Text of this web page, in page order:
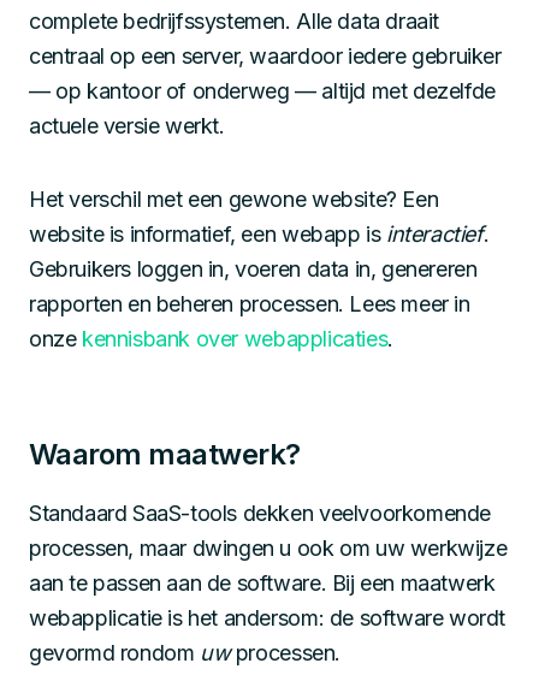
complete bedrijfssystemen. Alle data draait
centraal op een server, waardoor iedere gebruiker
— op kantoor of onderweg — altijd met dezelfde
actuele versie werkt.
Het verschil met een gewone website? Een
website is informatief, een webapp is interactief.
Gebruikers loggen in, voeren data in, genereren
rapporten en beheren processen. Lees meer in
onze kennisbank over webapplicaties.
Waarom maatwerk?
Standaard SaaS-tools dekken veelvoorkomende
processen, maar dwingen u ook om uw werkwijze
aan te passen aan de software. Bij een maatwerk
webapplicatie is het andersom: de software wordt
gevormd rondom uwprocessen.